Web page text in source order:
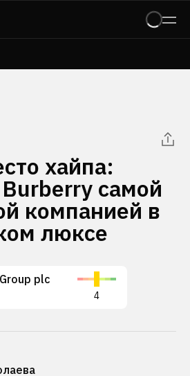
хайпа:
самой
компанией в
люксе
plc
4